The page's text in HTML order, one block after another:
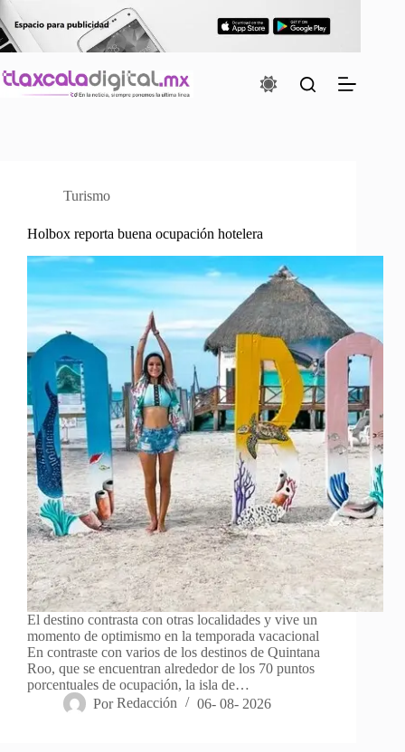
Saltar
al
contenido
Turismo
Holbox reporta buena ocupación hotelera
El destino contrasta con otras localidades y vive un
momento de optimismo en la temporada vacacional
En contraste con varios de los destinos de Quintana
Roo, que se encuentran alrededor de los 70 puntos
porcentuales de ocupación, la isla de…
Por Redacción 06- 08- 2026